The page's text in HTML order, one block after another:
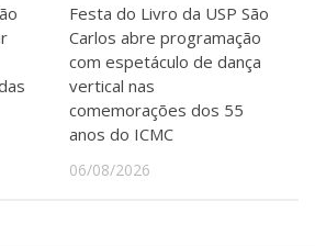
Festa do Livro da USP São
Carlos abre programação
com espetáculo de dança
vertical nas
comemorações dos 55
anos do ICMC
06/08/2026